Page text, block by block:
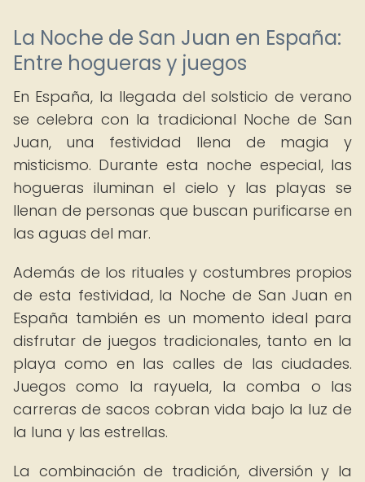
La Noche de San Juan en España:
Entre hogueras y juegos
En España, la llegada del solsticio de verano
se celebra con la tradicional Noche de San
Juan, una festividad llena de magia y
misticismo. Durante esta noche especial, las
hogueras iluminan el cielo y las playas se
llenan de personas que buscan purificarse en
las aguas del mar.
Además de los rituales y costumbres propios
de esta festividad, la Noche de San Juan en
España también es un momento ideal para
disfrutar de juegos tradicionales, tanto en la
playa como en las calles de las ciudades.
Juegos como la rayuela, la comba o las
carreras de sacos cobran vida bajo la luz de
la luna y las estrellas.
La combinación de tradición, diversión y la